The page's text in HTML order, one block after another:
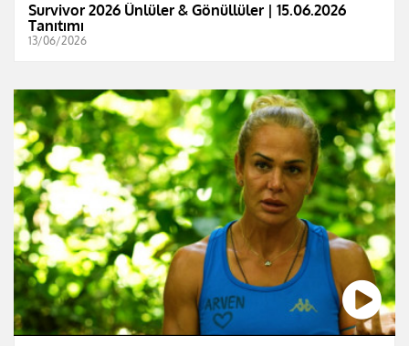
Survivor 2026 Ünlüler & Gönüllüler | 15.06.2026
Tanıtımı
13/06/2026